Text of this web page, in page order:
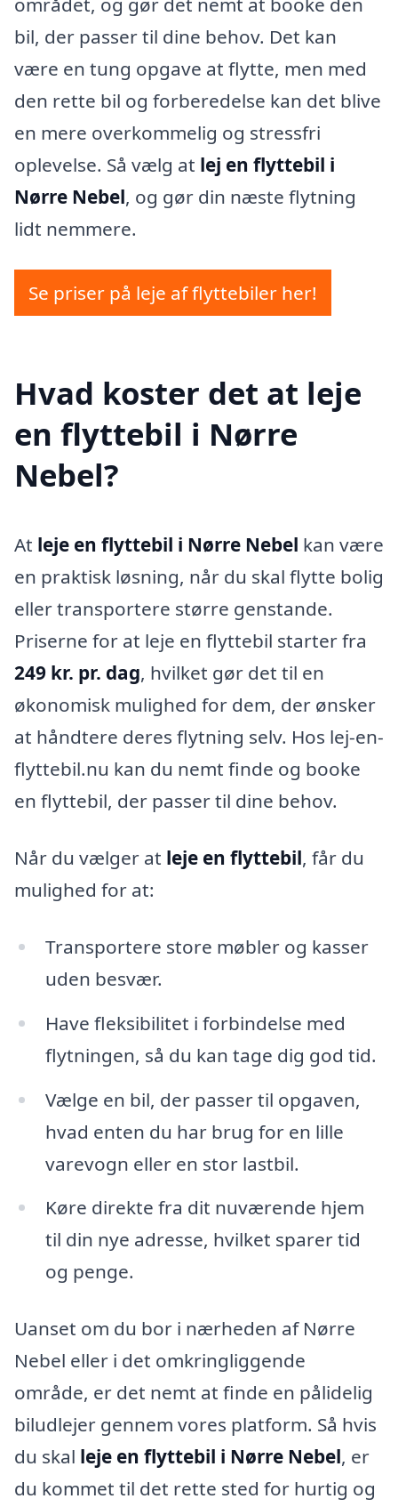
bil, der passer til dine behov. Det kan
være en tung opgave at flytte, men med
den rette bil og forberedelse kan det blive
en mere overkommelig og stressfri
oplevelse. Så vælg at lej en flyttebil i
Nørre Nebel, og gør din næste flytning
lidt nemmere.
Se priser på leje af flyttebiler her!
Hvad koster det at leje
en flyttebil i Nørre
Nebel?
At leje en flyttebil i Nørre Nebel kan være
en praktisk løsning, når du skal flytte bolig
eller transportere større genstande.
Priserne for at leje en flyttebil starter fra
249 kr. pr. dag, hvilket gør det til en
økonomisk mulighed for dem, der ønsker
at håndtere deres flytning selv. Hos lej-en-
flyttebil.nu kan du nemt finde og booke
en flyttebil, der passer til dine behov.
Når du vælger at leje en flyttebil, får du
mulighed for at:
Transportere store møbler og kasser
uden besvær.
Have fleksibilitet i forbindelse med
flytningen, så du kan tage dig god tid.
Vælge en bil, der passer til opgaven,
hvad enten du har brug for en lille
varevogn eller en stor lastbil.
Køre direkte fra dit nuværende hjem
til din nye adresse, hvilket sparer tid
og penge.
Uanset om du bor i nærheden af Nørre
Nebel eller i det omkringliggende
område, er det nemt at finde en pålidelig
biludlejer gennem vores platform. Så hvis
du skal leje en flyttebil i Nørre Nebel, er
du kommet til det rette sted for hurtig og